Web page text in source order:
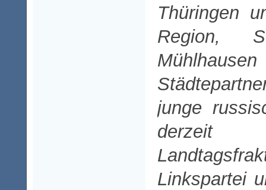
Thüringen
Region,
junge
Linkspartei